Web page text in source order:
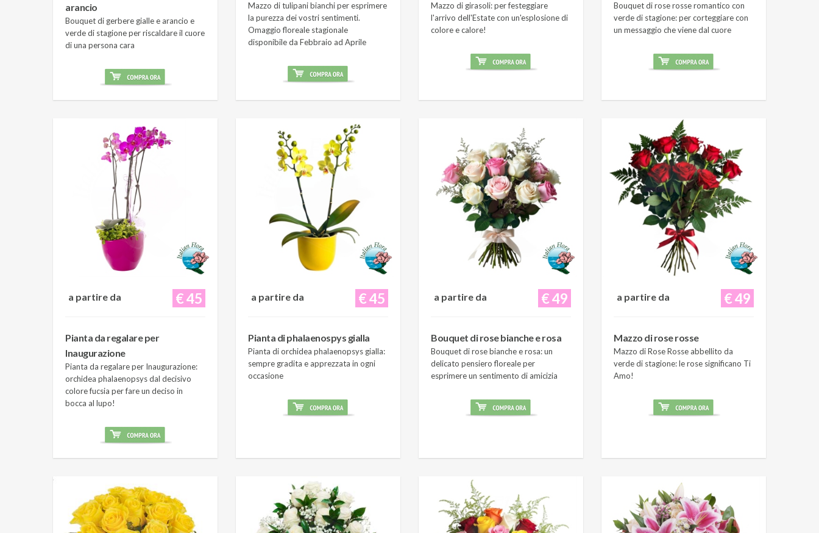
arancio
Bouquet di gerbere gialle e arancio e
verde di stagione per riscaldare il cuore
di una persona cara
Mazzo di tulipani bianchi per esprimere
la purezza dei vostri sentimenti.
Omaggio floreale stagionale
disponibile da Febbraio ad Aprile
Mazzo di girasoli: per festeggiare
l'arrivo dell'Estate con un'esplosione di
colore e calore!
Bouquet di rose rosse romantico con
verde di stagione: per corteggiare con
un messaggio che viene dal cuore
€ 45
a partire da
Pianta da regalare per
Inaugurazione
Pianta da regalare per Inaugurazione:
orchidea phalaenopsys dal decisivo
colore fucsia per fare un deciso in
bocca al lupo!
€ 45
a partire da
Pianta di phalaenospys gialla
Pianta di orchidea phalaenopsys gialla:
sempre gradita e apprezzata in ogni
occasione
€ 49
a partire da
Bouquet di rose bianche e rosa
Bouquet di rose bianche e rosa: un
delicato pensiero floreale per
esprimere un sentimento di amicizia
€ 49
a partire da
Mazzo di rose rosse
Mazzo di Rose Rosse abbellito da
verde di stagione: le rose significano Ti
Amo!